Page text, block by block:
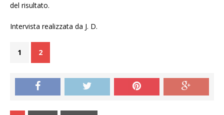
del risultato.
Intervista realizzata da J. D.
1 2